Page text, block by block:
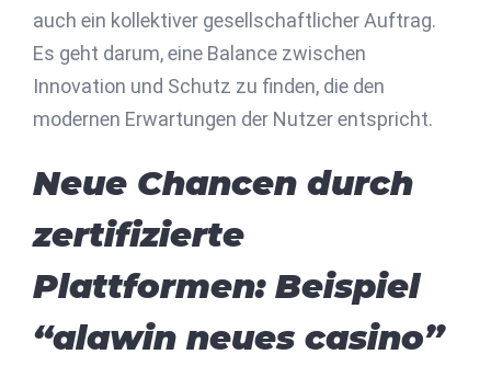
auch ein kollektiver gesellschaftlicher Auftrag.
Es geht darum, eine Balance zwischen
Innovation und Schutz zu finden, die den
modernen Erwartungen der Nutzer entspricht.
Neue Chancen durch
zertifizierte
Plattformen: Beispiel
“alawin neues casino”